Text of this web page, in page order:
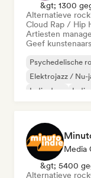
&gt; 1300
Alternatieve rock
Cloud Rap / Hip
Artiesten
Geef
Psychedelische
Elektrojazz / Nu-
Indie dans
Indie
Media
&gt; 5400
Alternatieve rock